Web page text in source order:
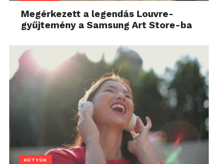
Megérkezett a legendás Louvre-
gyűjtemény a Samsung Art Store-ba
KÜTYÜK